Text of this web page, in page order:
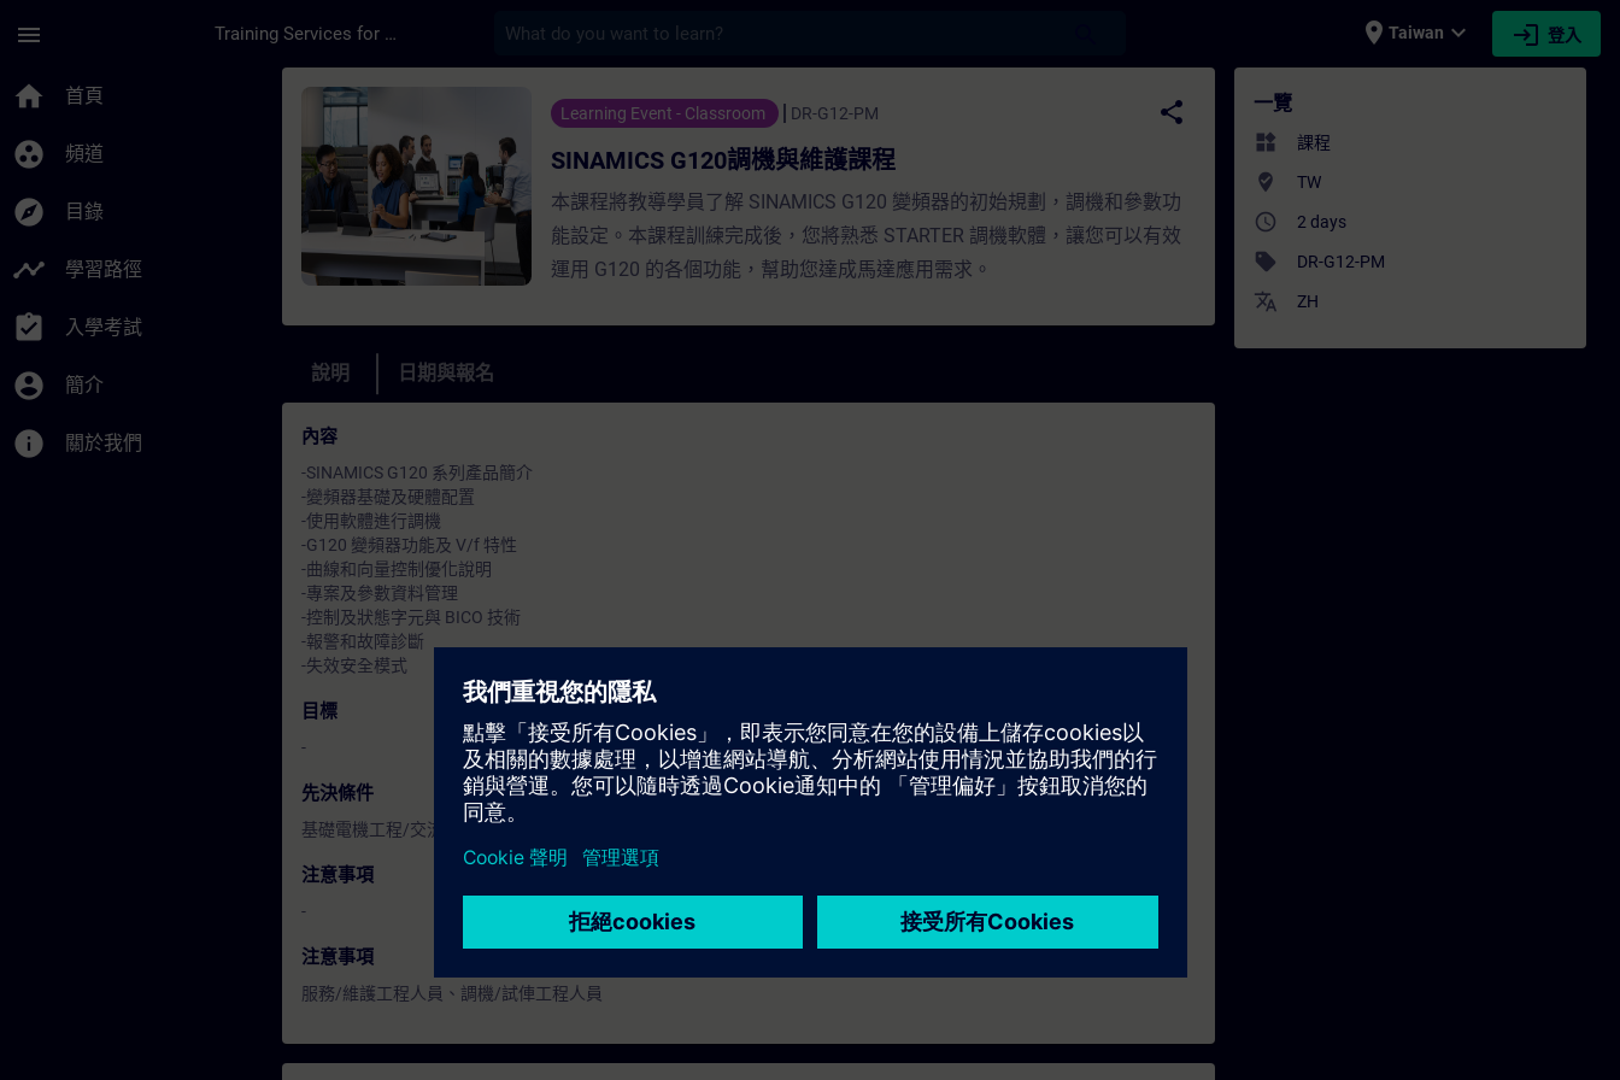
menu Training Services for Digital Industries place Taiwan expand_more login 登入
home 首頁
group_work 頻道
explore 目錄
timeline 學習路徑
assignment_turned_in 入學考試
account_circle 簡介
info 關於我們
課程 - SINAMICS G120調機與維護課程 - 培訓 - 培訓 - 專業發展 | SITRAIN
Learning Event - Classroom DR-G12-PM
share
SINAMICS G120調機與維護課程
本課程將教導學員了解 SINAMICS G120 變頻器的初始規劃，調機和參數功
能設定。本課程訓練完成後，您將熟悉 STARTER 調機軟體，讓您可以有效
運用 G120 的各個功能，幫助您達成馬達應用需求。
說明 日期與報名
內容
-SINAMICS G120 系列產品簡介
-變頻器基礎及硬體配置
-使用軟體進行調機
-G120 變頻器功能及 V/f 特性
-曲線和向量控制優化說明
-專案及參數資料管理
-控制及狀態字元與 BICO 技術
-報警和故障診斷
-失效安全模式
目標
-
先決條件
基礎電機工程/交流電動機，數位傳動裝置和控制技術的基礎知識
注意事項
-
注意事項
服務/維護工程人員、調機/試俥工程人員
一覽
widgets 課程
where_to_vote TW
access_time 2 days
sell DR-G12-PM
translate ZH